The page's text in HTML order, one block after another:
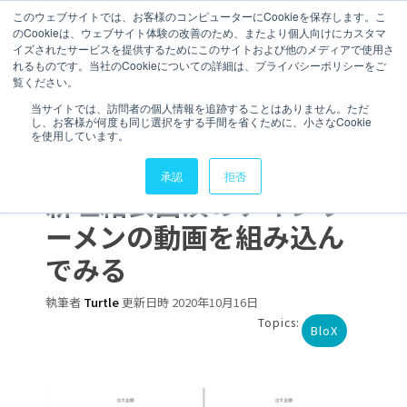
このウェブサイトでは、お客様のコンピューターにCookieを保存します。こ
のCookieは、ウェブサイト体験の改善のため、またより個人向けにカスタマ
イズされたサービスを提供するためにこのサイトおよび他のメディアで使用さ
れるものです。当社のCookieについての詳細は、プライバシーポリシーをご
覧ください。
当サイトでは、訪問者の個人情報を追跡することはありません。ただ
し、お客様が何度も同じ選択をする手間を省くために、小さなCookie
を使用しています。
承認 拒否
お問い合わせ
3 分で読むことができます。
【Sisense BloX】BloX体
験-3：ダッシュボードに
新垣結衣出演のチキンラ
ーメンの動画を組み込ん
でみる
執筆者 Turtle更新日時 2020年10月16日
Topics: BloX